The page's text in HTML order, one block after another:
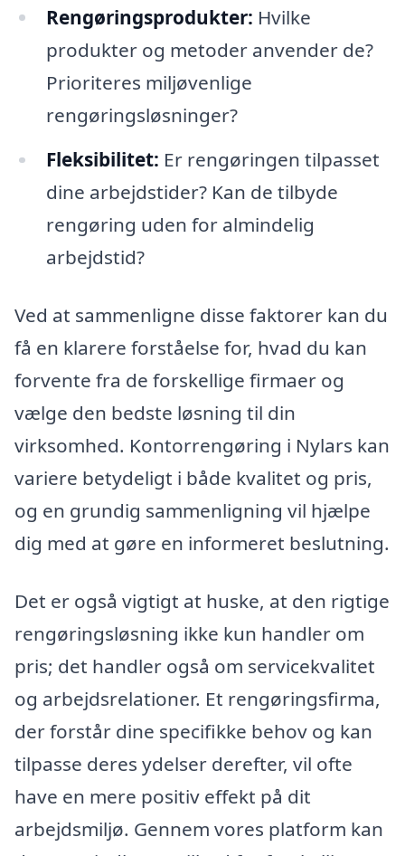
Rengøringsprodukter: Hvilke
produkter og metoder anvender de?
Prioriteres miljøvenlige
rengøringsløsninger?
Fleksibilitet: Er rengøringen tilpasset
dine arbejdstider? Kan de tilbyde
rengøring uden for almindelig
arbejdstid?
Ved at sammenligne disse faktorer kan du
få en klarere forståelse for, hvad du kan
forvente fra de forskellige firmaer og
vælge den bedste løsning til din
virksomhed. Kontorrengøring i Nylars kan
variere betydeligt i både kvalitet og pris,
og en grundig sammenligning vil hjælpe
dig med at gøre en informeret beslutning.
Det er også vigtigt at huske, at den rigtige
rengøringsløsning ikke kun handler om
pris; det handler også om servicekvalitet
og arbejdsrelationer. Et rengøringsfirma,
der forstår dine specifikke behov og kan
tilpasse deres ydelser derefter, vil ofte
have en mere positiv effekt på dit
arbejdsmiljø. Gennem vores platform kan